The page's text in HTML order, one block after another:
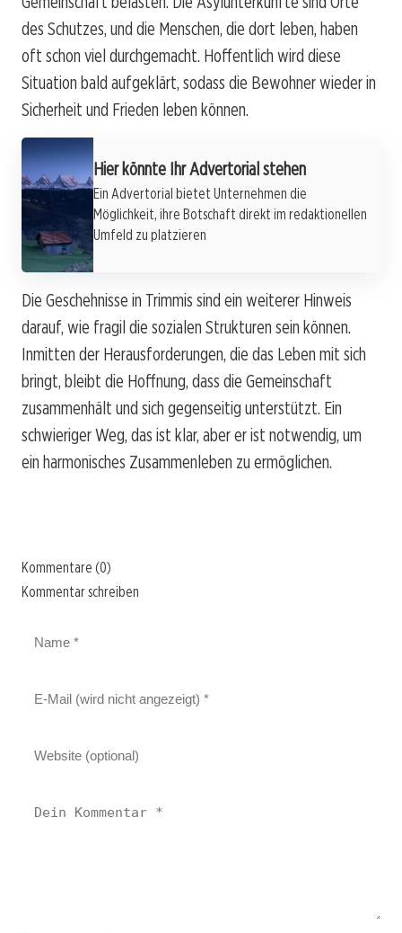
des Schutzes, und die Menschen, die dort leben, haben
oft schon viel durchgemacht. Hoffentlich wird diese
Situation bald aufgeklärt, sodass die Bewohner wieder in
Sicherheit und Frieden leben können.
Hier könnte Ihr Advertorial stehen
Ein Advertorial bietet Unternehmen die
Möglichkeit, ihre Botschaft direkt im redaktionellen
Umfeld zu platzieren
Die Geschehnisse in Trimmis sind ein weiterer Hinweis
darauf, wie fragil die sozialen Strukturen sein können.
Inmitten der Herausforderungen, die das Leben mit sich
bringt, bleibt die Hoffnung, dass die Gemeinschaft
zusammenhält und sich gegenseitig unterstützt. Ein
schwieriger Weg, das ist klar, aber er ist notwendig, um
ein harmonisches Zusammenleben zu ermöglichen.
Kommentare (0)
Kommentar schreiben